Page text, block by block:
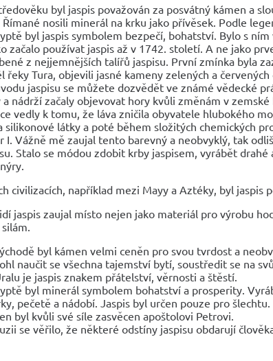
byl jaspis považován za posvátný kámen a
Římané nosili minerál na krku jako přívěsek. Podle
byl jaspis symbolem bezpečí, bohatství. Bylo s
začalo používat jaspis až v 1742. století. A ne jako
z nejjemnějších talířů jaspisu. První zmínka byla
řeky Tura, objevili jasné kameny zelených a
jaspisu se můžete dozvědět ve známé vědecké
a nádrží začaly objevovat hory kvůli změnám v zemské
vedly k tomu, že láva zničila obyvatele hlubokého
silikonové látky a poté během složitých chemických
I. Vážně mě zaujal tento barevný a neobvyklý, tak
Stalo se módou zdobit krby jaspisem, vyrábět
civilizacích, například mezi Mayy a Aztéky, byl jaspis
jaspis zaujal místo nejen jako materiál pro výrobu
byl kámen velmi ceněn pro svou tvrdost a
naučit se všechna tajemství bytí, soustředit se na
je jaspis znakem přátelství, věrnosti a štěstí.
byl minerál symbolem bohatství a prosperity.
pečetě a nádobí. Jaspis byl určen pouze pro
byl kvůli své síle zasvěcen apoštolovi Petrovi.
se věřilo, že některé odstíny jaspisu obdarují